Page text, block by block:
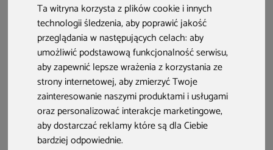
Ta witryna korzysta z plików cookie i innych
technologii śledzenia, aby poprawić jakość
przeglądania w następujących celach:aby
umożliwić podstawową funkcjonalność serwisu,
aby zapewnić lepsze wrażenia z korzystania ze
strony internetowej,aby zmierzyć Twoje
zainteresowanie naszymi produktami i usługami
oraz personalizować interakcje marketingowe,
aby dostarczać reklamy które są dla Ciebie
bardziej odpowiednie.